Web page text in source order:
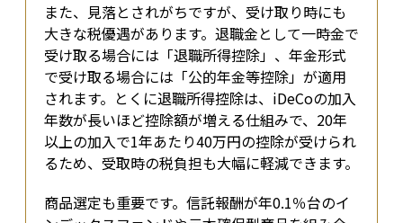
また、見落とされがちですが、受け取り時にも
大きな税優遇があります。退職金として一時金で
受け取る場合には「退職所得控除」、年金形式
で受け取る場合には「公的年金等控除」が適用
されます。とくに退職所得控除は、iDeCoの加入
年数が長いほど控除額が増える仕組みで、20年
以上の加入で1年あたり40万円の控除が受けられ
るため、受取時の税負担も大幅に軽減できます。
商品選定も重要です。信託報酬が年0.1％台のイ